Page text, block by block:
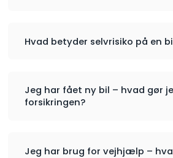
Hvad betyder selvrisiko på en
Jeg har fået ny bil – hvad gør
forsikringen?
Jeg har brug for vejhjælp –